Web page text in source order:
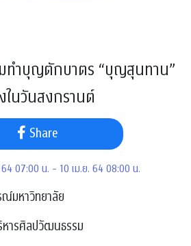
ทำบุญตักบาตร “บุญสุนทาน”
ในวันสงกรานต์
Share
07:00 น. - 10 เม.ย. 64 08:00 น.
มหาวิทยาลัย
ารศิลปวัฒนธรรม